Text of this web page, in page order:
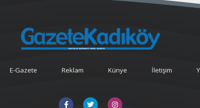
E-Gazete Reklam Künye İletişim